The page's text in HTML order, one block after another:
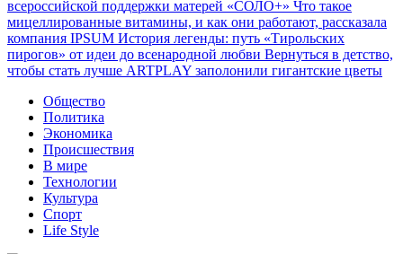
всероссийской поддержки матерей «СОЛО+» Что такое
мицеллированные витамины, и как они работают, рассказала
компания IPSUM История легенды: путь «Тирольских
пирогов» от идеи до всенародной любви Вернуться в детство,
чтобы стать лучше ARTPLAY заполонили гигантские цветы
Общество
Политика
Экономика
Происшествия
В мире
Технологии
Культура
Спорт
Life Style